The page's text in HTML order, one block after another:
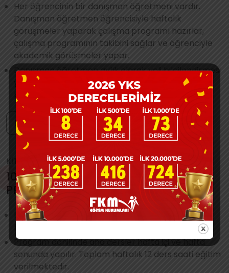
Her öğrencinin bir danışman öğretmeni vardır.
Danışman öğretmen öğrencisiyle haftalık
görüşmeler yaparak çalışma programı hazırlar,
çalışma programının takibini sağlar ve öğrenciyle
akademik görüşmeler yapar.
Danışman öğretmen aylık olarak veli bilgilendirmesi
yaparak öğrencinin eğitim süreciyle alakalı
bilgilendirmeler yapar.
FKM CORNER
KİTLE (16 Kişilik Sınıflar )
10. SINIF OKULA YARDIMCI HAZIRLIK
PROGRAMI DETAYLARI
10. sınıf hazırlık programı, Ağustos ayının üçüncü
Program dahilinde ana dersler hafta içi ve hafta
sonunda yapılır. Toplam haftalık 12 ders saati eğitim
verilmektedir.